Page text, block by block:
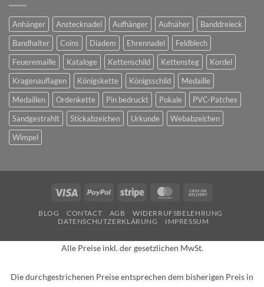
Anhänger Anstecknadel Aufhänger Aufnäher
Banddreieck
Bandhalter
Coins Diadem Ehrennadel
Feldblech
Feueremaille
Kataloge Kettenschild Kettensteg
Kordel
Kragenauflagen
Königskette Königsschild
Medaille
Medaillen
Ordenkette Pin bedruckt Pokale
PVC-Patches
Sandgestrahlt
Stickabzeichen Urkunde
Webabzeichen
Wimpel
Visa PayPal Stripe MasterCard
Delivery
BLOG CONTACT AGB
WIDERRUFSBELEHRUNG
DATENSCHUTZERKLÄRUNG
IMPRESSUM
Alle Preise inkl. der gesetzlichen MwSt.
Die durchgestrichenen Preise entsprechen dem bisherigen Preis in